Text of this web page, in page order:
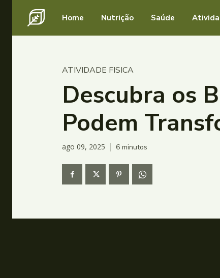
Home Nutrição Saúde
ATIVIDADE FISICA
Descubra os
Podem
ago 09, 2025 6 minutos